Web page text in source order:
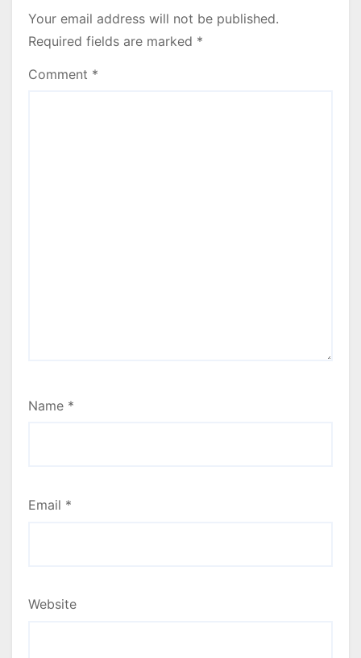
Your email address will not be published.
Required fields are marked *
Comment *
Name *
Email *
Website